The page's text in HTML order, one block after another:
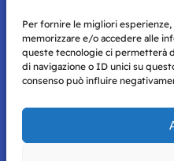
Per fornire le migliori
memorizzare e/o accedere alle
queste tecnologie ci permetterà
di navigazione o ID unici su
consenso può influire
Napoli con autorizzazione
Tutte le immagini e i contenuti